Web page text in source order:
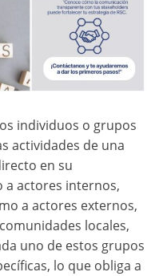
individuos o grupos
actividades de una
en su
a actores internos,
a actores externos,
locales,
uno de estos grupos
lo que obliga a